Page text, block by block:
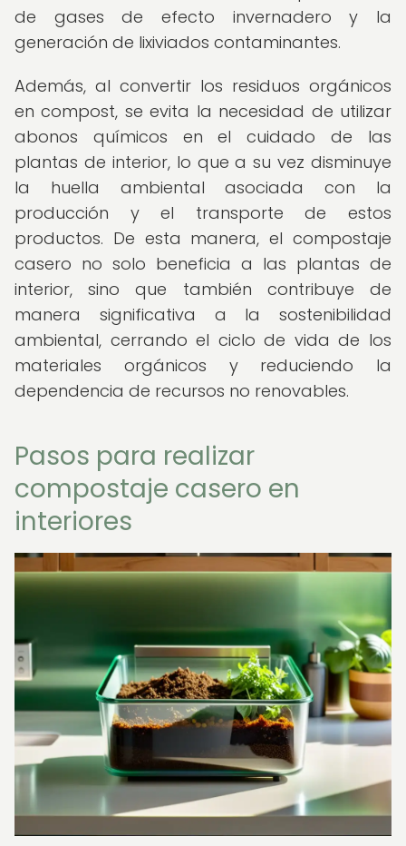
de gases de efecto invernadero y la
generación de lixiviados contaminantes.
Además, al convertir los residuos orgánicos
en compost, se evita la necesidad de utilizar
abonos químicos en el cuidado de las
plantas de interior, lo que a su vez disminuye
la huella ambiental asociada con la
producción y el transporte de estos
productos. De esta manera, el compostaje
casero no solo beneficia a las plantas de
interior, sino que también contribuye de
manera significativa a la sostenibilidad
ambiental, cerrando el ciclo de vida de los
materiales orgánicos y reduciendo la
dependencia de recursos no renovables.
Pasos para realizar
compostaje casero en
interiores